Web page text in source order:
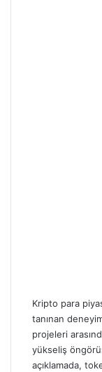
Kripto para
tanınan
projeleri
yükseliş
açıklamada,